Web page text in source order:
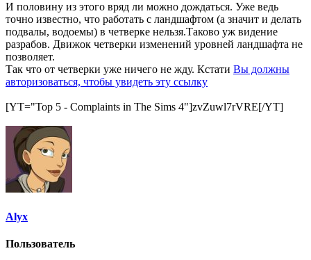
И половину из этого вряд ли можно дождаться. Уже ведь
точно известно, что работать с ландшафтом (а значит и делать
подвалы, водоемы) в четверке нельзя.Таково уж видение
разрабов. Движок четверки изменений уровней ландшафта не
позволяет.
Так что от четверки уже ничего не жду. Кстати Вы должны
авторизоваться, чтобы увидеть эту ссылку
[YT="Top 5 - Complaints in The Sims 4"]zvZuwl7rVRE[/YT]
Alyx
Пользователь